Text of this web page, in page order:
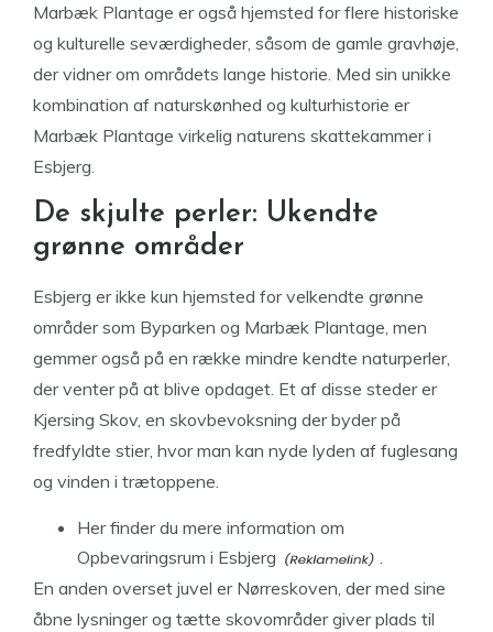
Marbæk Plantage er også hjemsted for flere historiske
og kulturelle seværdigheder, såsom de gamle gravhøje,
der vidner om områdets lange historie. Med sin unikke
kombination af naturskønhed og kulturhistorie er
Marbæk Plantage virkelig naturens skattekammer i
Esbjerg.
De skjulte perler: Ukendte
grønne områder
Esbjerg er ikke kun hjemsted for velkendte grønne
områder som Byparken og Marbæk Plantage, men
gemmer også på en række mindre kendte naturperler,
der venter på at blive opdaget. Et af disse steder er
Kjersing Skov, en skovbevoksning der byder på
fredfyldte stier, hvor man kan nyde lyden af fuglesang
og vinden i trætoppene.
Herfinder du mere information om
Opbevaringsrum i Esbjerg
.
En anden overset juvel er Nørreskoven, der med sine
åbne lysninger og tætte skovområder giver plads til